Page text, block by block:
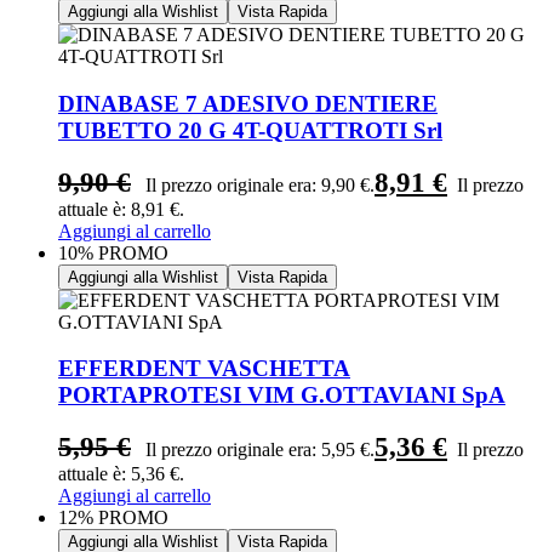
Aggiungi alla Wishlist Vista Rapida
DINABASE 7 ADESIVO DENTIERE
TUBETTO 20 G 4T-QUATTROTI Srl
9,90€ Il prezzo originale era: 9,90 €.8,91 € Il prezzo
attuale è: 8,91 €.
Aggiungi al carrello
10% PROMO
Aggiungi alla Wishlist Vista Rapida
EFFERDENT VASCHETTA
PORTAPROTESI VIM G.OTTAVIANI SpA
5,95€ Il prezzo originale era: 5,95 €.5,36 € Il prezzo
attuale è: 5,36 €.
Aggiungi al carrello
12% PROMO
Aggiungi alla Wishlist Vista Rapida